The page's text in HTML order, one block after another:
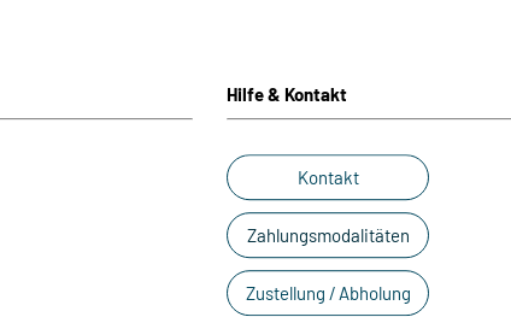
Hilfe & Kontakt
Kontakt
Zahlungsmodalitäten
Zustellung / Abholung